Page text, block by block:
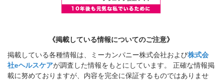
《掲載している情報についてのご注意》
掲載している各種情報は、ミーカンパニー株式会社および株式会
社eヘルスケアが調査した情報をもとにしています。 正確な情報掲
載に努めておりますが、内容を完全に保証するものではありませ